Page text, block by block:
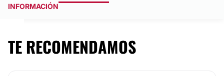
INFORMACIÓN
TE RECOMENDAMOS